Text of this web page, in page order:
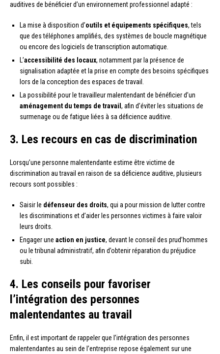
auditives de bénéficier d’un environnement professionnel adapté :
La mise à disposition d’outils et équipements spécifiques, tels
que des téléphones amplifiés, des systèmes de boucle magnétique
ou encore des logiciels de transcription automatique.
L’accessibilité des locaux, notamment par la présence de
signalisation adaptée et la prise en compte des besoins spécifiques
lors de la conception des espaces de travail.
La possibilité pour le travailleur malentendant de bénéficier d’un
aménagement du temps de travail , afin d’éviter les situations de
surmenage ou de fatigue liées à sa déficience auditive.
3. Les recours en cas de discrimination
Lorsqu’une personne malentendante estime être victime de
discrimination au travail en raison de sa déficience auditive, plusieurs
recours sont possibles :
Saisir le défenseur des droits, qui a pour mission de lutter contre
les discriminations et d’aider les personnes victimes à faire valoir
leurs droits.
Engager une action en justice, devant le conseil des prud’hommes
ou le tribunal administratif, afin d’obtenir réparation du préjudice
subi.
4. Les conseils pour favoriser
l’intégration des personnes
malentendantes au travail
Enfin, il est important de rappeler que l’intégration des personnes
malentendantes au sein de l’entreprise repose également sur une